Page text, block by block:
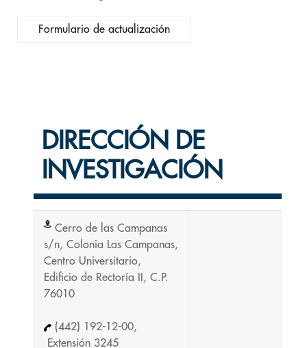
Formulario de actualización
DIRECCIÓN DE
INVESTIGACIÓN
Cerro de las Campanas
s/n, Colonia Las Campanas,
Centro Universitario,
Edificio de Rectoría II, C.P.
76010
(442) 192-12-00,
Extensión 3245